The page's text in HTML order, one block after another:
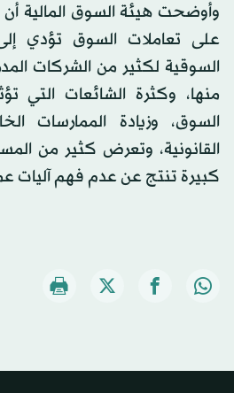
وأوضحت هيئة السوق المالية أن
على تعاملات السوق تؤدي
السوقية لكثير من الشركات
منها، وكثرة الشائعات التي
السوق، وزيادة الممارسات
القانونية، وتعرض كثير من
كبيرة تنتج عن عدم فهم آليات